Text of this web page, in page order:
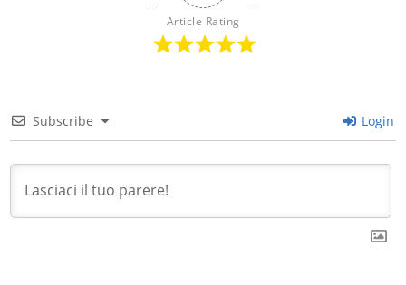
Article Rating
Subscribe Login